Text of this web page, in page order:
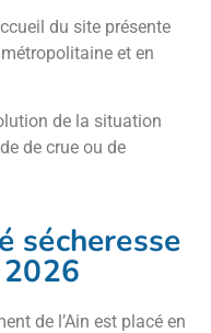
du site présente
et en
de la situation
de crue ou de
sécheresse
de l’Ain est placé en